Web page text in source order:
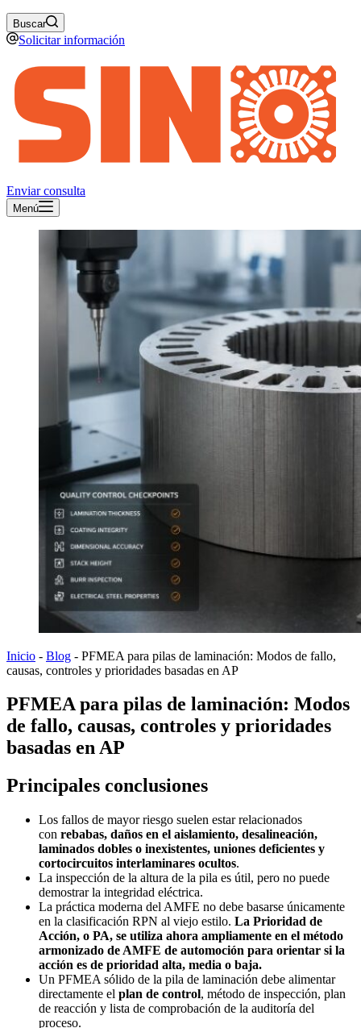
Buscar
Solicitar información
Enviar consulta
Menú
Inicio - Blog - PFMEA para pilas de laminación: Modos de fallo,
causas, controles y prioridades basadas en AP
PFMEA para pilas de laminación: Modos
de fallo, causas, controles y prioridades
basadas en AP
Principales conclusiones
Los fallos de mayor riesgo suelen estar relacionados
con rebabas, daños en el aislamiento, desalineación,
laminados dobles o inexistentes, uniones deficientes y
cortocircuitos interlaminares ocultos.
La inspección de la altura de la pila es útil, pero no puede
demostrar la integridad eléctrica.
La práctica moderna del AMFE no debe basarse únicamente
en la clasificación RPN al viejo estilo. La Prioridad de
Acción, o PA, se utiliza ahora ampliamente en el método
armonizado de AMFE de automoción para orientar si la
acción es de prioridad alta, media o baja.
Un PFMEA sólido de la pila de laminación debe alimentar
directamente el plan de control, método de inspección, plan
de reacción y lista de comprobación de la auditoría del
proceso.